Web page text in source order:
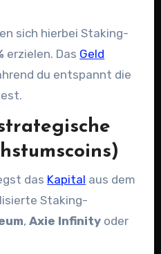
sich hierbei Staking-
erzielen. Das Geld
du entspannt die
das Kapital aus dem
Staking-
,Axie Infinity oder